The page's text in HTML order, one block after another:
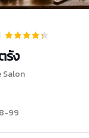
รัง
Salon
99